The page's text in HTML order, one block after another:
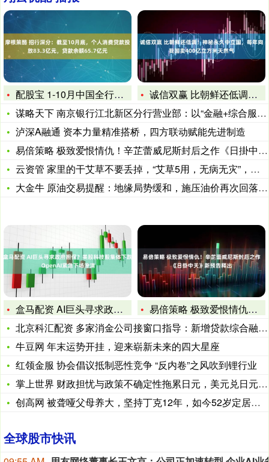
配股宝 1-10月中国全行业对外直接投资以美元计为1443.
诚信双赢 比朝鲜还低调！神秘永久中立国，每年向我国卖400亿
谋略天下 南京银行江北新区分行营业部：以“金融+综合服务”为
泸深A融通 资本力量精准搭桥，四方联动赋能先进制造
易倍策略 极致爱恨情仇！辛芷蕾威尼斯封后之作《日掛中天》新预
云资管 家里的干艾草不要丢掉，“艾草5用，无病无灾”，学会用
大金牛 原油交易提醒：地缘局势缓和，施压油价再次回落至箱体下
盒马配资 AI巨头寻求政府担保？美股科技股集体下跌 Open
易倍策略 极致爱恨情仇！辛芷蕾威尼斯封后之作《日掛中天》新预
北京科汇配资 多家消金公司接窗口指导：新增贷款综合融资成本不
牛豆网 年末运势开挂，迎来崭新未来的四大星座
红领金服 协会倡议抵制恶性竞争 “反内卷”之风吹到锂行业
掌上世界 财政担忧与政策不确定性拖累日元，美元兑日元维持高位
创高网 被聋哑父母养大，坚持丁克12年，如今52岁定居美国被
全球股市快讯